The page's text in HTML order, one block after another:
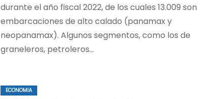
durante el año fiscal 2022, de los cuales 13.009 son
embarcaciones de alto calado (panamax y
neopanamax). Algunos segmentos, como los de
graneleros, petroleros…
ECONOMIA